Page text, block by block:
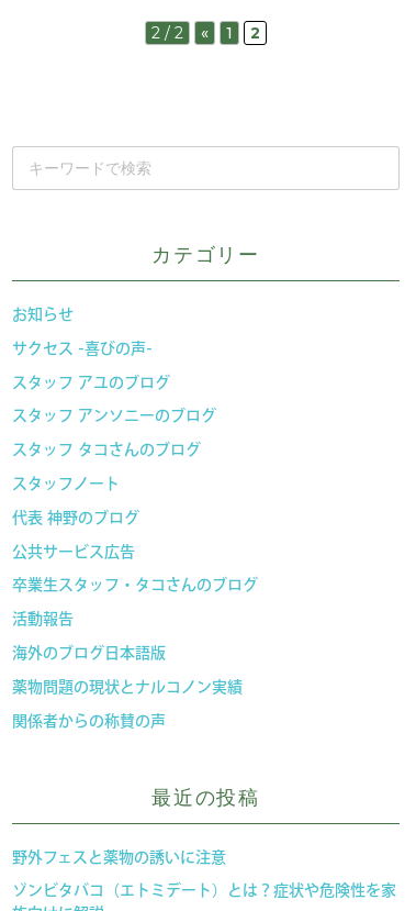
2 / 2 « 1 2
カテゴリー
お知らせ
サクセス -喜びの声-
スタッフ アユのブログ
スタッフ アンソニーのブログ
スタッフ タコさんのブログ
スタッフノート
代表 神野のブログ
公共サービス広告
卒業生スタッフ・タコさんのブログ
活動報告
海外のブログ日本語版
薬物問題の現状とナルコノン実績
関係者からの称賛の声
最近の投稿
野外フェスと薬物の誘いに注意
ゾンビタバコ（エトミデート）とは？症状や危険性を家